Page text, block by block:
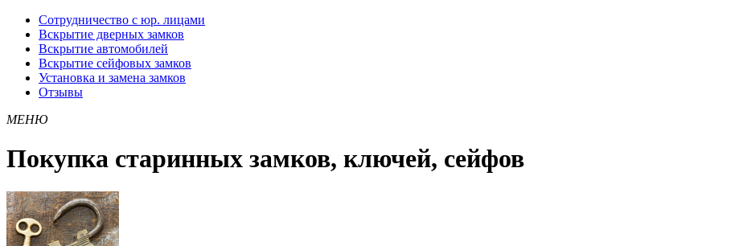
Сотрудничество с юр. лицами
Вскрытие дверных замков
Вскрытие автомобилей
Вскрытие сейфовых замков
Установка и замена замков
Отзывы
МЕНЮ
Покупка старинных замков, ключей, сейфов